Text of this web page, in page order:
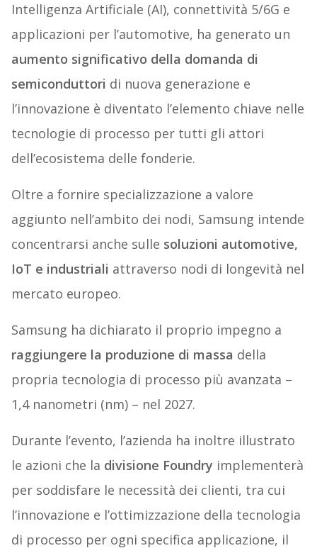
Intelligenza Artificiale (AI), connettività 5/6G e
applicazioni per l’automotive, ha generato un
aumento significativo della domanda di
semiconduttori di nuova generazione e
l’innovazione è diventato l’elemento chiave nelle
tecnologie di processo per tutti gli attori
dell’ecosistema delle fonderie.
Oltre a fornire specializzazione a valore
aggiunto nell’ambito dei nodi, Samsung intende
concentrarsi anche sulle soluzioni automotive,
IoT e industriali attraverso nodi di longevità nel
mercato europeo.
Samsung ha dichiarato il proprio impegno a
raggiungere la produzione di massa della
propria tecnologia di processo più avanzata –
1,4 nanometri (nm) – nel 2027.
Durante l’evento, l’azienda ha inoltre illustrato
le azioni che la divisione Foundry implementerà
per soddisfare le necessità dei clienti, tra cui
l’innovazione e l’ottimizzazione della tecnologia
di processo per ogni specifica applicazione, il